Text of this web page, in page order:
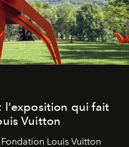
l'exposition qui fait
Vuitton
Louis Vuitton